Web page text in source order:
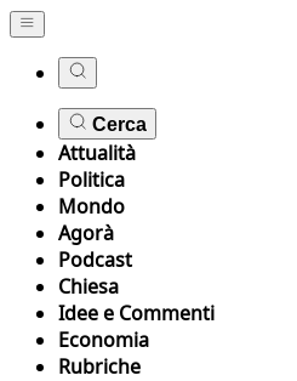
Cerca
Attualità
Politica
Mondo
Agorà
Podcast
Chiesa
Idee e Commenti
Economia
Rubriche